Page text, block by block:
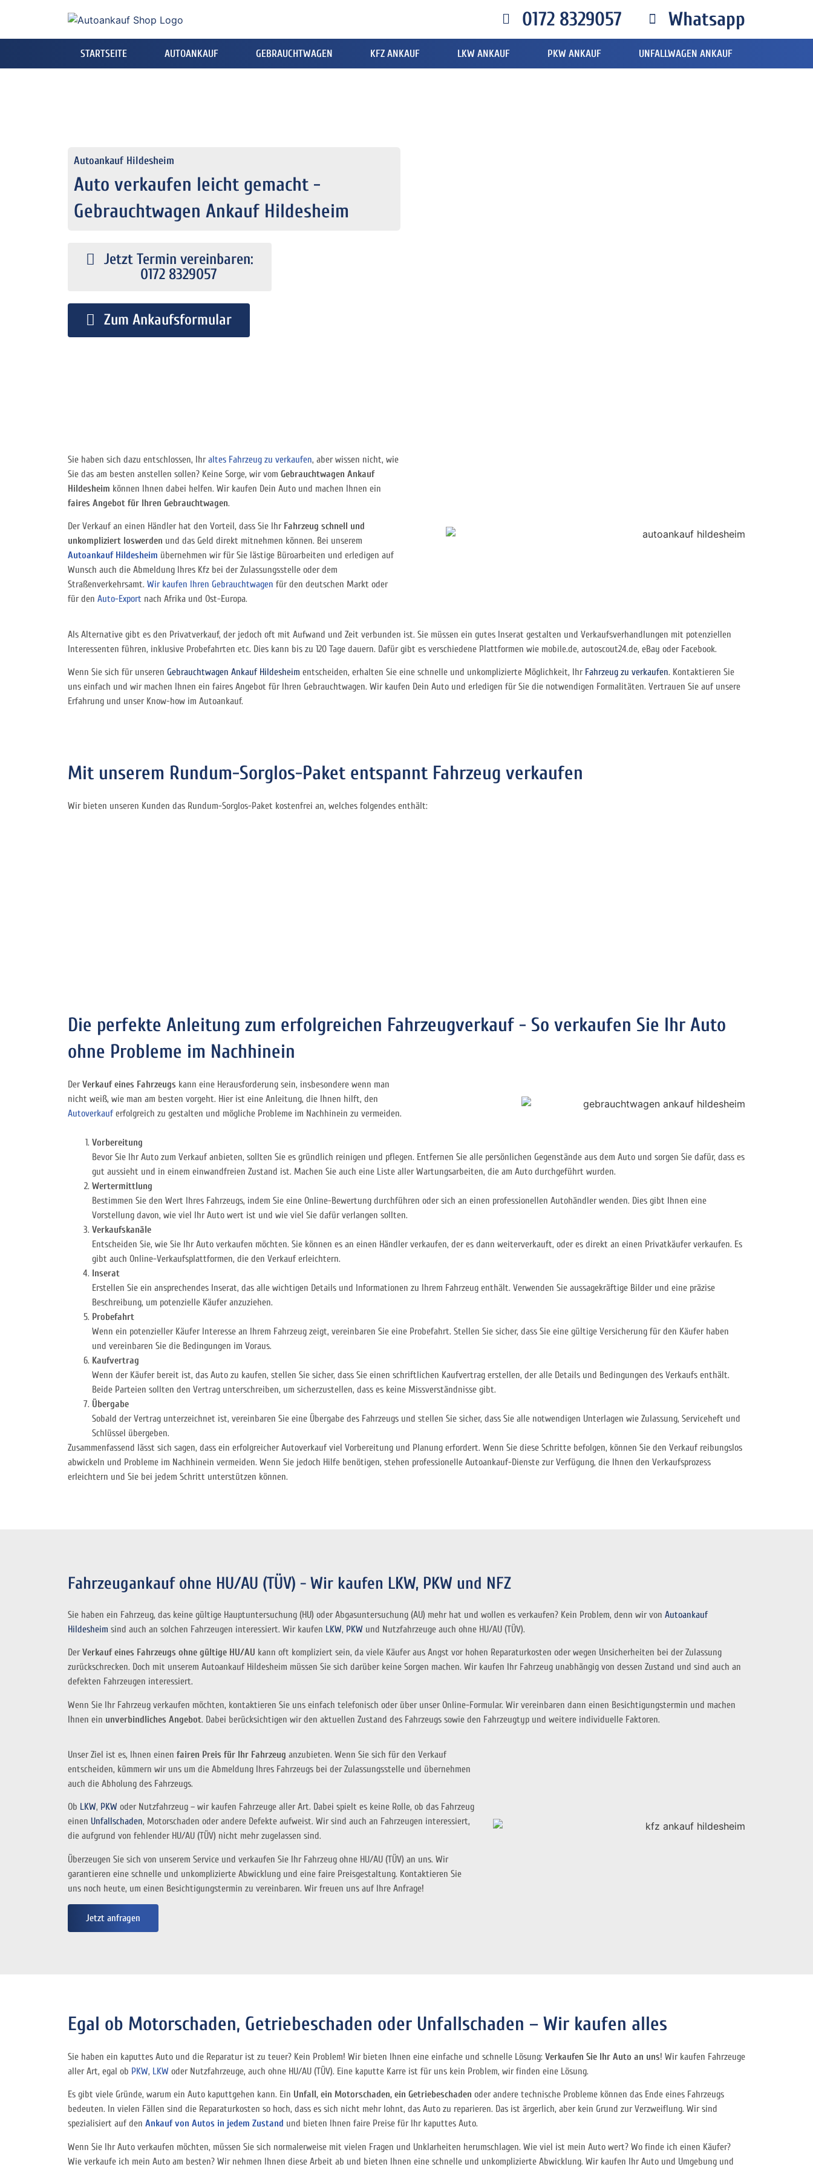
0172 8329057 Whatsapp
STARTSEITE AUTOANKAUF GEBRAUCHTWAGEN KFZ ANKAUF LKW ANKAUF PKW ANKAUF UNFALLWAGEN ANKAUF
Autoankauf Hildesheim
Auto verkaufen leicht gemacht -
Gebrauchtwagen Ankauf Hildesheim
Jetzt Termin vereinbaren:
0172 8329057
Zum Ankaufsformular
Sie haben sich dazu entschlossen, Ihraltes Fahrzeug zu verkaufen, aber wissen nicht, wie
Sie das am besten anstellen sollen? Keine Sorge, wir vom Gebrauchtwagen Ankauf
Hildesheim können Ihnen dabei helfen. Wir kaufen Dein Auto und machen Ihnen ein
faires Angebot für Ihren Gebrauchtwagen.
Der Verkauf an einen Händler hat den Vorteil, dass Sie Ihr Fahrzeug schnell und
unkompliziert loswerden und das Geld direkt mitnehmen können. Bei unserem
Autoankauf Hildesheim übernehmen wir für Sie lästige Büroarbeiten und erledigen auf
Wunsch auch die Abmeldung Ihres Kfz bei der Zulassungsstelle oder dem
Straßenverkehrsamt. Wir kaufen Ihren Gebrauchtwagen für den deutschen Markt oder
für den Auto-Export nach Afrika und Ost-Europa.
Als Alternative gibt es den Privatverkauf, der jedoch oft mit Aufwand und Zeit verbunden ist. Sie müssen ein gutes Inserat gestalten und Verkaufsverhandlungen mit potenziellen
Interessenten führen, inklusive Probefahrten etc. Dies kann bis zu 120 Tage dauern. Dafür gibt es verschiedene Plattformen wie mobile.de, autoscout24.de, eBay oder Facebook.
Wenn Sie sich für unseren Gebrauchtwagen Ankauf Hildesheim entscheiden, erhalten Sie eine schnelle und unkomplizierte Möglichkeit, Ihr Fahrzeug zu verkaufen. Kontaktieren Sie
uns einfach und wir machen Ihnen ein faires Angebot für Ihren Gebrauchtwagen. Wir kaufen Dein Auto und erledigen für Sie die notwendigen Formalitäten. Vertrauen Sie auf unsere
Erfahrung und unser Know-how im Autoankauf.
Mit unserem Rundum-Sorglos-Paket entspannt Fahrzeug verkaufen
Wir bieten unseren Kunden das Rundum-Sorglos-Paket kostenfrei an, welches folgendes enthält:
Die perfekte Anleitung zum erfolgreichen Fahrzeugverkauf - So verkaufen Sie Ihr Auto
ohne Probleme im Nachhinein
DerVerkauf eines Fahrzeugs kann eine Herausforderung sein, insbesondere wenn man
nicht weiß, wie man am besten vorgeht. Hier ist eine Anleitung, die Ihnen hilft, den
Autoverkauferfolgreich zu gestalten und mögliche Probleme im Nachhinein zu vermeiden.
Vorbereitung
Bevor Sie Ihr Auto zum Verkauf anbieten, sollten Sie es gründlich reinigen und pflegen. Entfernen Sie alle persönlichen Gegenstände aus dem Auto und sorgen Sie dafür, dass es
gut aussieht und in einem einwandfreien Zustand ist. Machen Sie auch eine Liste aller Wartungsarbeiten, die am Auto durchgeführt wurden.
Wertermittlung
Bestimmen Sie den Wert Ihres Fahrzeugs, indem Sie eine Online-Bewertung durchführen oder sich an einen professionellen Autohändler wenden. Dies gibt Ihnen eine
Vorstellung davon, wie viel Ihr Auto wert ist und wie viel Sie dafür verlangen sollten.
Verkaufskanäle
Entscheiden Sie, wie Sie Ihr Auto verkaufen möchten. Sie können es an einen Händler verkaufen, der es dann weiterverkauft, oder es direkt an einen Privatkäufer verkaufen. Es
gibt auch Online-Verkaufsplattformen, die den Verkauf erleichtern.
Inserat
Erstellen Sie ein ansprechendes Inserat, das alle wichtigen Details und Informationen zu Ihrem Fahrzeug enthält. Verwenden Sie aussagekräftige Bilder und eine präzise
Beschreibung, um potenzielle Käufer anzuziehen.
Probefahrt
Wenn ein potenzieller Käufer Interesse an Ihrem Fahrzeug zeigt, vereinbaren Sie eine Probefahrt. Stellen Sie sicher, dass Sie eine gültige Versicherung für den Käufer haben
und vereinbaren Sie die Bedingungen im Voraus.
Kaufvertrag
Wenn der Käufer bereit ist, das Auto zu kaufen, stellen Sie sicher, dass Sie einen schriftlichen Kaufvertrag erstellen, der alle Details und Bedingungen des Verkaufs enthält.
Beide Parteien sollten den Vertrag unterschreiben, um sicherzustellen, dass es keine Missverständnisse gibt.
Übergabe
Sobald der Vertrag unterzeichnet ist, vereinbaren Sie eine Übergabe des Fahrzeugs und stellen Sie sicher, dass Sie alle notwendigen Unterlagen wie Zulassung, Serviceheft und
Schlüssel übergeben.
Zusammenfassend lässt sich sagen, dass ein erfolgreicher Autoverkauf viel Vorbereitung und Planung erfordert. Wenn Sie diese Schritte befolgen, können Sie den Verkauf reibungslos
abwickeln und Probleme im Nachhinein vermeiden. Wenn Sie jedoch Hilfe benötigen, stehen professionelle Autoankauf-Dienste zur Verfügung, die Ihnen den Verkaufsprozess
erleichtern und Sie bei jedem Schritt unterstützen können.
Fahrzeugankauf ohne HU/AU (TÜV) - Wir kaufen LKW, PKW und NFZ
Sie haben ein Fahrzeug, das keine gültige Hauptuntersuchung (HU) oder Abgasuntersuchung (AU) mehr hat und wollen es verkaufen? Kein Problem, denn wir von Autoankauf
Hildesheim sind auch an solchen Fahrzeugen interessiert. Wir kaufen LKW, PKW und Nutzfahrzeuge auch ohne HU/AU (TÜV).
DerVerkauf eines Fahrzeugs ohne gültige HU/AU kann oft kompliziert sein, da viele Käufer aus Angst vor hohen Reparaturkosten oder wegen Unsicherheiten bei der Zulassung
zurückschrecken. Doch mit unserem Autoankauf Hildesheim müssen Sie sich darüber keine Sorgen machen. Wir kaufen Ihr Fahrzeug unabhängig von dessen Zustand und sind auch an
defekten Fahrzeugen interessiert.
Wenn Sie Ihr Fahrzeug verkaufen möchten, kontaktieren Sie uns einfach telefonisch oder über unser Online-Formular. Wir vereinbaren dann einen Besichtigungstermin und machen
Ihnen ein unverbindliches Angebot. Dabei berücksichtigen wir den aktuellen Zustand des Fahrzeugs sowie den Fahrzeugtyp und weitere individuelle Faktoren.
Unser Ziel ist es, Ihnen einen fairen Preis für Ihr Fahrzeug anzubieten. Wenn Sie sich für den Verkauf
entscheiden, kümmern wir uns um die Abmeldung Ihres Fahrzeugs bei der Zulassungsstelle und übernehmen
auch die Abholung des Fahrzeugs.
Ob LKW, PKW oder Nutzfahrzeug – wir kaufen Fahrzeuge aller Art. Dabei spielt es keine Rolle, ob das Fahrzeug
einen Unfallschaden, Motorschaden oder andere Defekte aufweist. Wir sind auch an Fahrzeugen interessiert,
die aufgrund von fehlender HU/AU (TÜV) nicht mehr zugelassen sind.
Überzeugen Sie sich von unserem Service und verkaufen Sie Ihr Fahrzeug ohne HU/AU (TÜV) an uns. Wir
garantieren eine schnelle und unkomplizierte Abwicklung und eine faire Preisgestaltung. Kontaktieren Sie
uns noch heute, um einen Besichtigungstermin zu vereinbaren. Wir freuen uns auf Ihre Anfrage!
Jetzt anfragen
Egal ob Motorschaden, Getriebeschaden oder Unfallschaden – Wir kaufen alles
Sie haben ein kaputtes Auto und die Reparatur ist zu teuer? Kein Problem! Wir bieten Ihnen eine einfache und schnelle Lösung: Verkaufen Sie Ihr Auto an uns! Wir kaufen Fahrzeuge
aller Art, egal ob PKW, LKW oder Nutzfahrzeuge, auch ohne HU/AU (TÜV). Eine kaputte Karre ist für uns kein Problem, wir finden eine Lösung.
Es gibt viele Gründe, warum ein Auto kaputtgehen kann. Ein Unfall, ein Motorschaden, ein Getriebeschaden oder andere technische Probleme können das Ende eines Fahrzeugs
bedeuten. In vielen Fällen sind die Reparaturkosten so hoch, dass es sich nicht mehr lohnt, das Auto zu reparieren. Das ist ärgerlich, aber kein Grund zur Verzweiflung. Wir sind
spezialisiert auf den Ankauf von Autos in jedem Zustand und bieten Ihnen faire Preise für Ihr kaputtes Auto.
Wenn Sie Ihr Auto verkaufen möchten, müssen Sie sich normalerweise mit vielen Fragen und Unklarheiten herumschlagen. Wie viel ist mein Auto wert? Wo finde ich einen Käufer?
Wie verkaufe ich mein Auto am besten? Wir nehmen Ihnen diese Arbeit ab und bieten Ihnen eine schnelle und unkomplizierte Abwicklung. Wir kaufen Ihr Auto und Umgebung und